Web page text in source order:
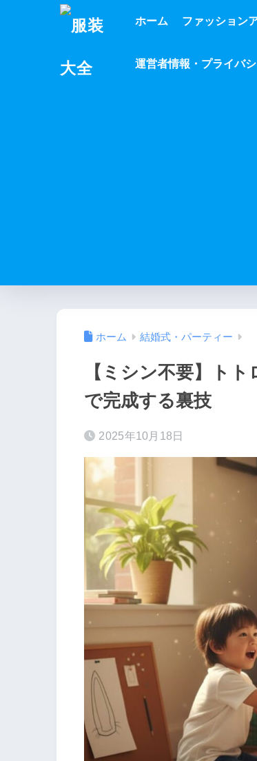
ホーム ファッション
運営者情報・プライバ
ホーム 結婚式・パーティー
【ミシン不要】ト
で完成する裏技
2025年10月18日